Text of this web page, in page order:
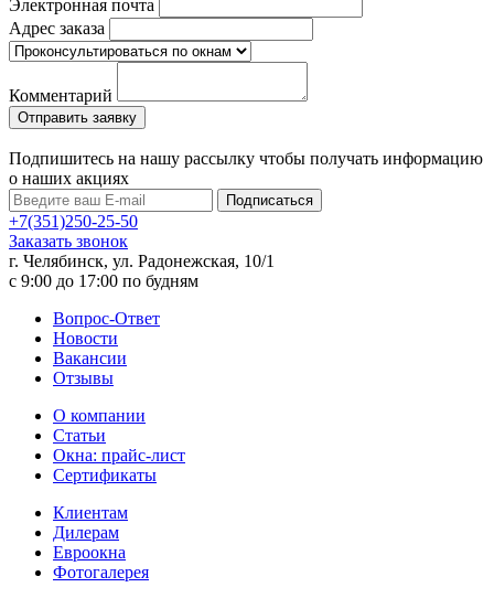
Электронная почта
Адрес заказа
Комментарий
Подпишитесь на нашу рассылку чтобы получать информацию
о наших акциях
Подписаться
+7(351)250-25-50
Заказать звонок
г. Челябинск, ул. Радонежская, 10/1
c 9:00 до 17:00 по будням
Вопрос-Ответ
Новости
Вакансии
Отзывы
О компании
Статьи
Окна: прайс-лист
Сертификаты
Клиентам
Дилерам
Евроокна
Фотогалерея